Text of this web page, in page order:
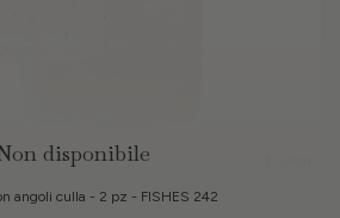
disponibile
angoli culla - 2 pz - FISHES 242